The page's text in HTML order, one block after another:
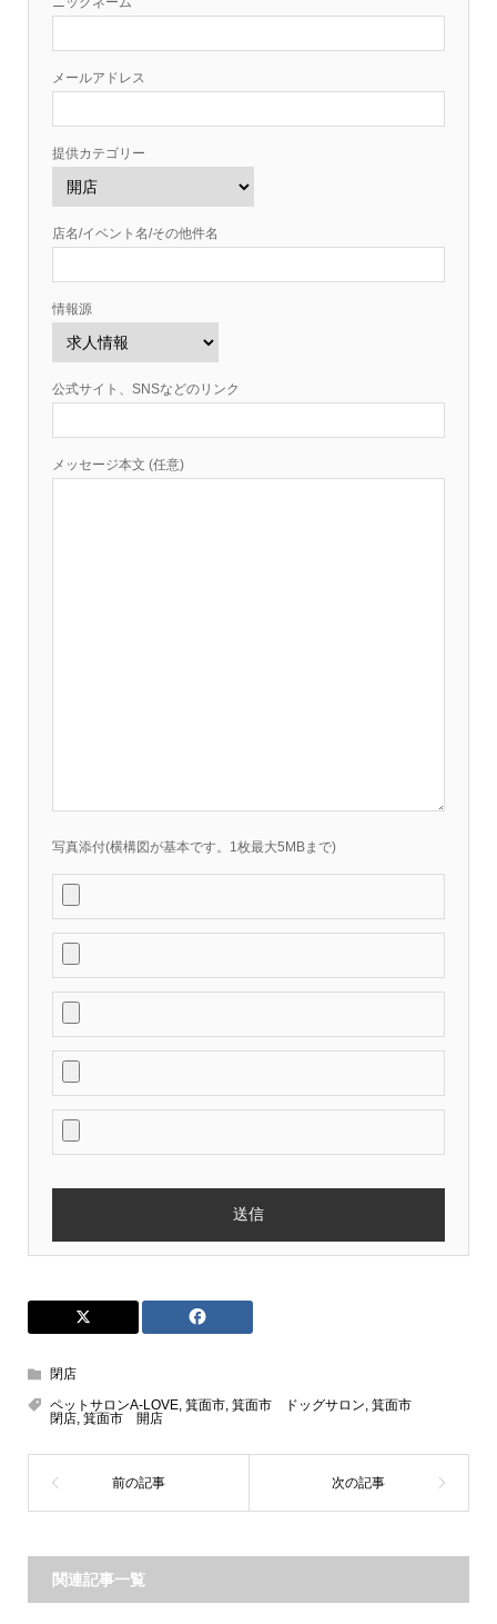
メールアドレス
提供カテゴリー
店名/イベント名/その他件名
情報源
公式サイト、SNSなどのリンク
メッセージ本文 (任意)
写真添付(横構図が基本です。1枚最大5MBまで)
閉店
ペットサロンA-LOVE, 箕面市, 箕面市 ドッグサロン 箕面市
閉店, 箕面市 開店
関連記事一覧